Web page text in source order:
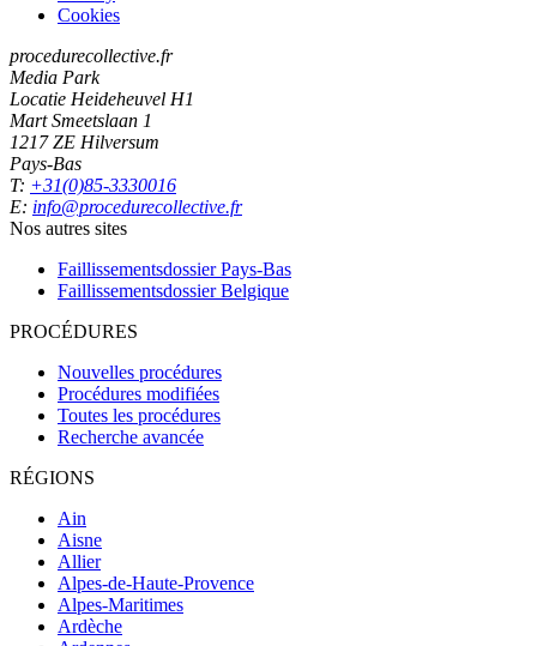
Cookies
procedurecollective.fr
Media Park
Locatie Heideheuvel H1
Mart Smeetslaan 1
1217 ZE Hilversum
Pays-Bas
T: +31(0)85-3330016
E: info@procedurecollective.fr
Nos autres sites
Faillissementsdossier Pays-Bas
Faillissementsdossier Belgique
PROCÉDURES
Nouvelles procédures
Procédures modifiées
Toutes les procédures
Recherche avancée
RÉGIONS
Ain
Aisne
Allier
Alpes-de-Haute-Provence
Alpes-Maritimes
Ardèche